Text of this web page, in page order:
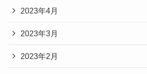
2023年4月
2023年3月
2023年2月